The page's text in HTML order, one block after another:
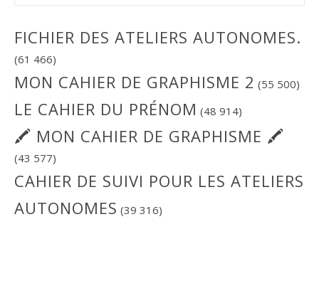
FICHIER DES ATELIERS AUTONOMES.
(61 466)
MON CAHIER DE GRAPHISME 2 (55 500)
LE CAHIER DU PRÉNOM (48 914)
🖍 MON CAHIER DE GRAPHISME 🖍
(43 577)
CAHIER DE SUIVI POUR LES ATELIERS
AUTONOMES (39 316)